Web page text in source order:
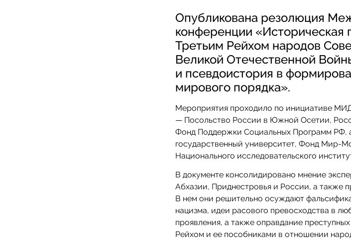
Опубликована резолюция
конференции «Историческая
Третьим Рейхом народов
Великой Отечественной
и псевдоистория в
мирового порядка».
Мероприятия проходило по инициативе
— Посольство России в Южной Осетии,
Фонд Поддержки Социальных Программ РФ,
государственный университет, Фонд Мир-
Национального исследовательского
В документе консолидировано мнение
Абхазии, Приднестровья и России, а также
В нем они решительно осуждают
нацизма, идеи расового превосходства в
проявления, а также оправдание
Рейхом и ее пособниками в отношении